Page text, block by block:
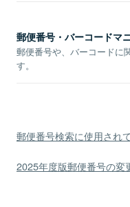
郵便番号・バーコードマ
郵便番号や、バーコードに
す。
郵便番号検索に使用され
2025年度版郵便番号の変